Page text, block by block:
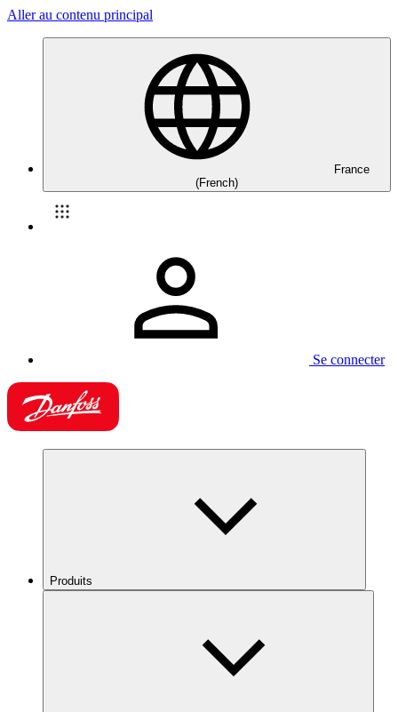
Aller au contenu principal
France
(French)
Se connecter
Produits